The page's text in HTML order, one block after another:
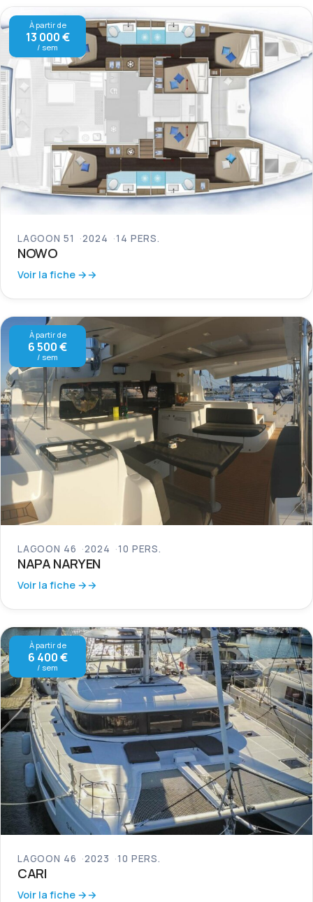
À partir de
13 000 €
/ sem
LAGOON 51 2024 14 PERS.
NOWO
Voir la fiche →
À partir de
6 500 €
/ sem
LAGOON 46 2024 10 PERS.
NAPA NARYEN
Voir la fiche →
À partir de
6 400 €
/ sem
LAGOON 46 2023 10 PERS.
CARI
Voir la fiche →